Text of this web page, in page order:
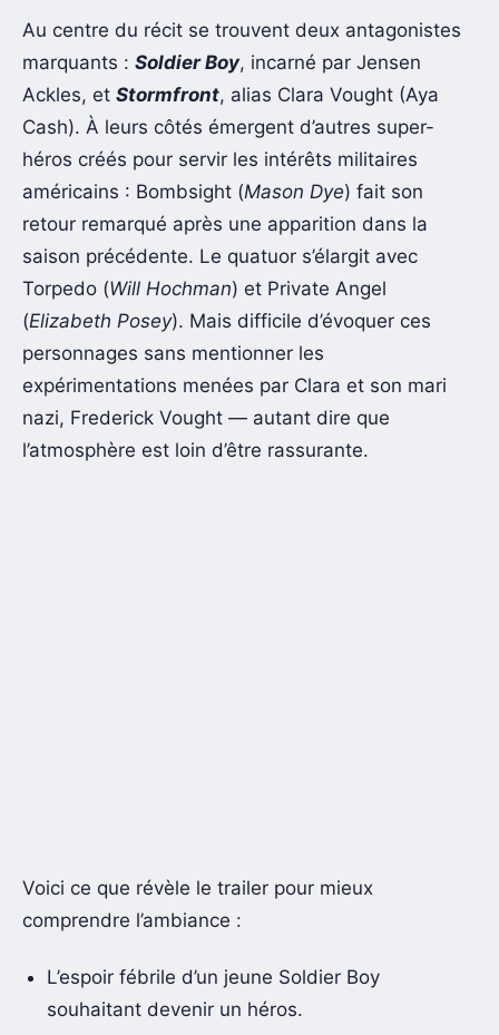
Au centre du récit se trouvent deux antagonistes
marquants : Soldier Boy, incarné par Jensen
Ackles, et Stormfront, alias Clara Vought (Aya
Cash). À leurs côtés émergent d’autres super-
héros créés pour servir les intérêts militaires
américains : Bombsight (Mason Dye) fait son
retour remarqué après une apparition dans la
saison précédente. Le quatuor s’élargit avec
Torpedo (Will Hochman) et Private Angel
(Elizabeth Posey). Mais difficile d’évoquer ces
personnages sans mentionner les
expérimentations menées par Clara et son mari
nazi, Frederick Vought — autant dire que
l’atmosphère est loin d’être rassurante.
Voici ce que révèle le trailer pour mieux
comprendre l’ambiance :
L’espoir fébrile d’un jeune Soldier Boy
souhaitant devenir un héros.